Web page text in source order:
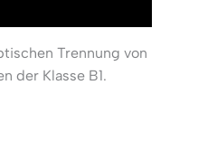
Trennung von
der Klasse B1.